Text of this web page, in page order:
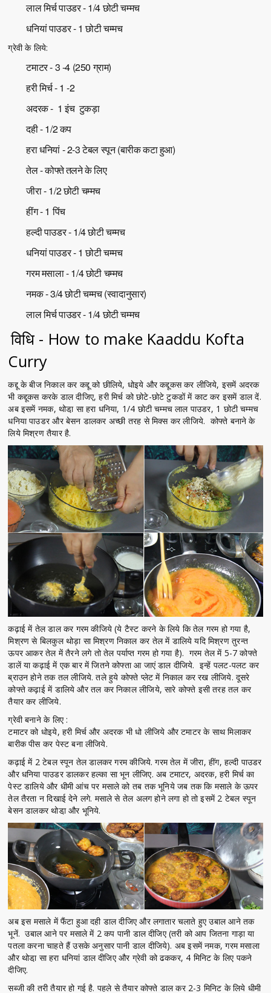
लाल मिर्च पाउडर - 1/4 छोटी चम्मच
धनियां पाउडर - 1 छोटी चम्मच
ग्रेवी के लिये:
टमाटर - 3 -4 (250 ग्राम)
हरी मिर्च - 1 -2
अदरक - 1 इंच टुकड़ा
दही - 1/2 कप
हरा धनियां - 2-3 टेबल स्पून (बारीक कटा हुआ)
तेल - कोफ्ते तलने के लिए
जीरा - 1/2 छोटी चम्मच
हींग - 1 पिंच
हल्दी पाउडर - 1/4 छोटी चम्मच
धनियां पाउडर - 1 छोटी चम्मच
गरम मसाला - 1/4 छोटी चम्मच
नमक - 3/4 छोटी चम्मच (स्वादानुसार)
लाल मिर्च पाउडर - 1/4 छोटी चम्मच
विधि - How to make Kaaddu Kofta
Curry
कद्दू के बीज निकाल कर कद्दू को छीलिये, धोइये और कद्दूकस कर लीजिये, इसमें अदरक
भी कद्दूकस करके डाल दीजिए, हरी मिर्च को छोटे-छोटे टुकडों में काट कर इसमें डाल दें.
अब इसमें नमक, थोडा़ सा हरा धनिया, 1/4 छोटी चम्मच लाल पाउडर, 1 छोटी चम्मच
धनिया पाउडर और बेसन डालकर अच्छी तरह से मिक्स कर लीजिये. कोफ्ते बनाने के
लिये मिश्रण तैयार है.
कढ़ाई में तेल डाल कर गरम कीजिये (ये टैस्ट करने के लिये कि तेल गरम हो गया है,
मिश्रण से बिलकुल थोड़ा सा मिश्रण निकाल कर तेल में डालिये यदि मिश्रण तुरन्त
ऊपर आकर तेल में तैरने लगे तो तेल पर्याप्त गरम हो गया है). गरम तेल में 5-7 कोफ्ते
डालें या कढ़ाई में एक बार में जितने कोफ्ता आ जाएं डाल दीजिये. इन्हें पलट-पलट कर
ब्राउन होने तक तल लीजिये. तले हुये कोफ्ते प्लेट में निकाल कर रख लीजिये. दूसरे
कोफ्ते कढ़ाई में डालिये और तल कर निकाल लीजिये, सारे कोफ्ते इसी तरह तल कर
तैयार कर लीजिये.
ग्रेवी बनाने के लिए :
टमाटर को धोइये, हरी मिर्च और अदरक भी धो लीजिये और टमाटर के साथ मिलाकर
बारीक पीस कर पेस्ट बना लीजिये.
कढ़ाई में 2 टेबल स्पून तेल डालकर गरम कीजिये. गरम तेल में जीरा, हींग, हल्दी पाउडर
और धनिया पाउडर डालकर हल्का सा भून लीजिए. अब टमाटर, अदरक, हरी मिर्च का
पेस्ट डालिये और धीमी आंच पर मसाले को तब तक भूनिये जब तक कि मसाले के ऊपर
तेल तैरता न दिखाई देने लगे. मसाले से तेल अलग होने लगा हो तो इसमें 2 टेबल स्पून
बेसन डालकर थोडा़ और भूनिये.
अब इस मसाले में फैंटा हुआ दही डाल दीजिए और लगातार चलाते हुए उबाल आने तक
भूनें. उबाल आने पर मसाले में 2 कप पानी डाल दीजिए (तरी को आप जितना गाड़ा या
पतला करना चाहते हैं उसके अनुसार पानी डाल दीजिये). अब इसमें नमक, गरम मसाला
और थोडा़ सा हरा धनियां डाल दीजिए और ग्रेवी को ढककर, 4 मिनिट के लिए पकने
दीजिए.
सब्जी की तरी तैयार हो गई है. पहले से तैयार कोफ्ते डाल कर 2-3 मिनिट के लिये धीमी